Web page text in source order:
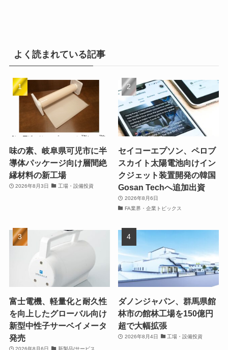
よく読まれている記事
味の素、岐阜県可児市に半
導体パッケージ向け層間絶
縁材料の新工場
2026年8月3日 工場・設備投資
セイコーエプソン、ペロブ
スカイト太陽電池向けイン
クジェット装置開発の韓国
Gosan Techへ追加出資
2026年8月6日
FA業界・企業トピックス
富士電機、軽量化と耐久性
を向上したグローバル向け
新型中性子サーベイメータ
発売
2026年8月6日 新製品/サービス
ダノンジャパン、群馬県館
林市の館林工場を150億円
超で大幅拡張
2026年8月4日 工場・設備投資